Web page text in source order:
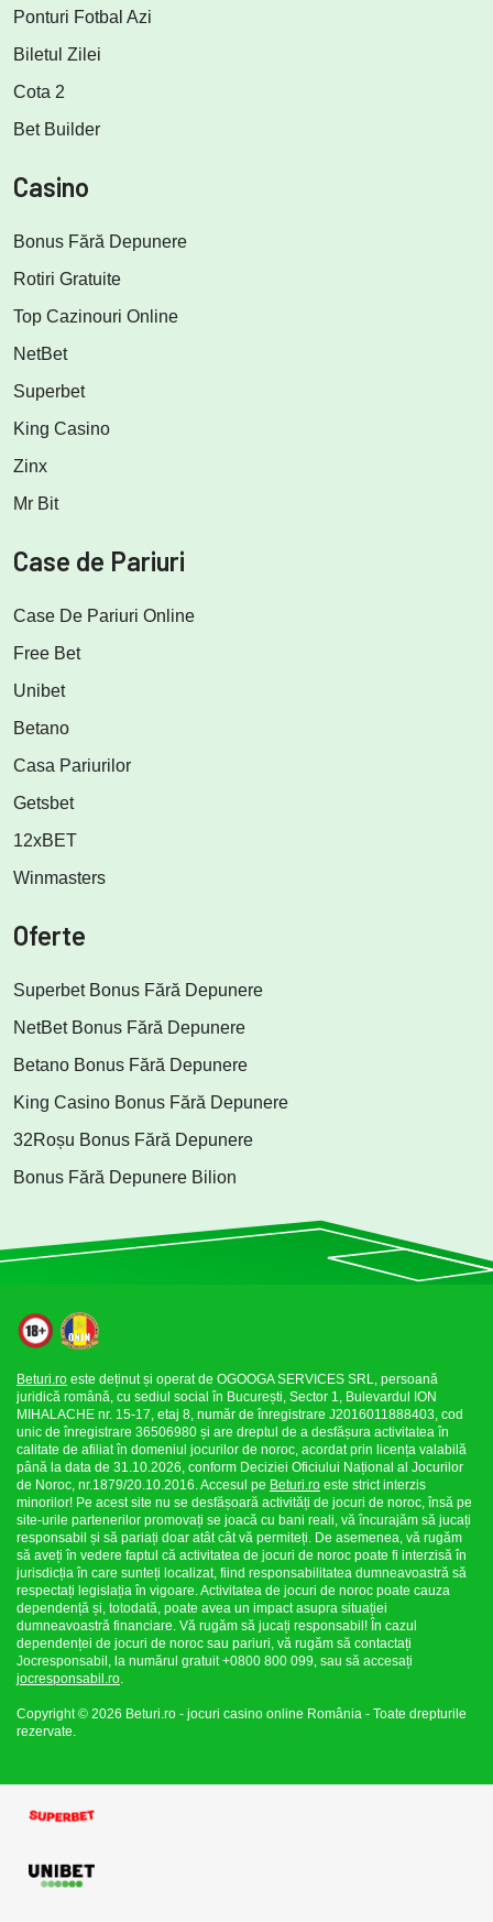
Ponturi Fotbal Azi
Biletul Zilei
Cota 2
Bet Builder
Casino
Bonus Fără Depunere
Rotiri Gratuite
Top Cazinouri Online
NetBet
Superbet
King Casino
Zinx
Mr Bit
Case de Pariuri
Case De Pariuri Online
Free Bet
Unibet
Betano
Casa Pariurilor
Getsbet
12xBET
Winmasters
Oferte
Superbet Bonus Fără Depunere
NetBet Bonus Fără Depunere
Betano Bonus Fără Depunere
King Casino Bonus Fără Depunere
32Roșu Bonus Fără Depunere
Bonus Fără Depunere Bilion
Beturi.ro este deținut și operat de OGOOGA SERVICES SRL, persoană
juridică română, cu sediul social în București, Sector 1, Bulevardul ION
MIHALACHE nr. 15-17, etaj 8, număr de înregistrare J2016011888403, cod
unic de înregistrare 36506980 și are dreptul de a desfășura activitatea în
calitate de afiliat în domeniul jocurilor de noroc, acordat prin licența valabilă
până la data de 31.10.2026, conform Deciziei Oficiului Național al Jocurilor
de Noroc, nr.1879/20.10.2016. Accesul pe Beturi.ro este strict interzis
minorilor! Pe acest site nu se desfășoară activități de jocuri de noroc, însă pe
site-urile partenerilor promovați se joacă cu bani reali, vă încurajăm să jucați
responsabil și să pariați doar atât cât vă permiteți. De asemenea, vă rugăm
să aveți în vedere faptul că activitatea de jocuri de noroc poate fi interzisă în
jurisdicția în care sunteți localizat, fiind responsabilitatea dumneavoastră să
respectați legislația în vigoare. Activitatea de jocuri de noroc poate cauza
dependență și, totodată, poate avea un impact asupra situației
dumneavoastră financiare. Vă rugăm să jucați responsabil! În cazul
dependenței de jocuri de noroc sau pariuri, vă rugăm să contactați
Jocresponsabil, la numărul gratuit +0800 800 099, sau să accesați
jocresponsabil.ro.
Copyright © 2026 Beturi.ro - jocuri casino online România - Toate drepturile
rezervate.